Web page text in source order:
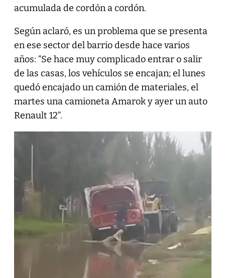
acumulada de cordón a cordón.
Según aclaró, es un problema que se presenta
en ese sector del barrio desde hace varios
años: “Se hace muy complicado entrar o salir
de las casas, los vehículos se encajan; el lunes
quedó encajado un camión de materiales, el
martes una camioneta Amarok y ayer un auto
Renault 12”.